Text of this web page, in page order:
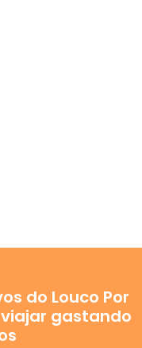
do Louco Por
gastando